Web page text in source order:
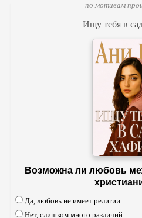
по мотивам
Ищу тебя в
Возможна ли любовь
Да, любовь не имеет религии
Нет, слишком много различий